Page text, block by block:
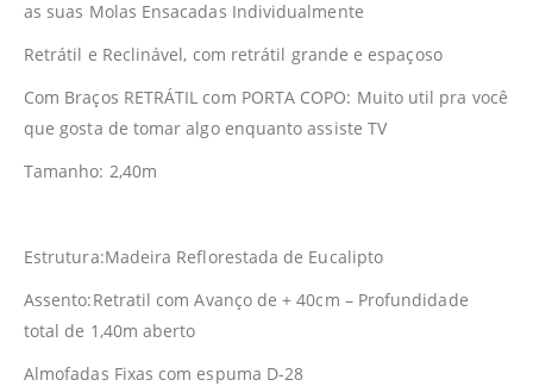
as suas Molas Ensacadas Individualmente
Retrátil e Reclinável, com retrátil grande e espaçoso
Com Braços RETRÁTIL com PORTA COPO: Muito util pra você
que gosta de tomar algo enquanto assiste TV
Tamanho: 2,40m
Estrutura:Madeira Reflorestada de Eucalipto
Assento:Retratil com Avanço de + 40cm – Profundidade
total de 1,40m aberto
Almofadas Fixas com espuma D-28